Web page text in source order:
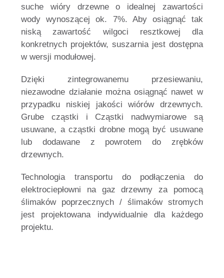
suche wióry drzewne o idealnej zawartości
wody wynoszącej ok. 7%. Aby osiągnąć tak
niską zawartość wilgoci resztkowej dla
konkretnych projektów, suszarnia jest dostępna
w wersji modułowej.
Dzięki zintegrowanemu przesiewaniu,
niezawodne działanie można osiągnąć nawet w
przypadku niskiej jakości wiórów drzewnych.
Grube cząstki i Cząstki nadwymiarowe są
usuwane, a cząstki drobne mogą być usuwane
lub dodawane z powrotem do zrębków
drzewnych.
Technologia transportu do podłączenia do
elektrociepłowni na gaz drzewny za pomocą
ślimaków poprzecznych / ślimaków stromych
jest projektowana indywidualnie dla każdego
projektu.